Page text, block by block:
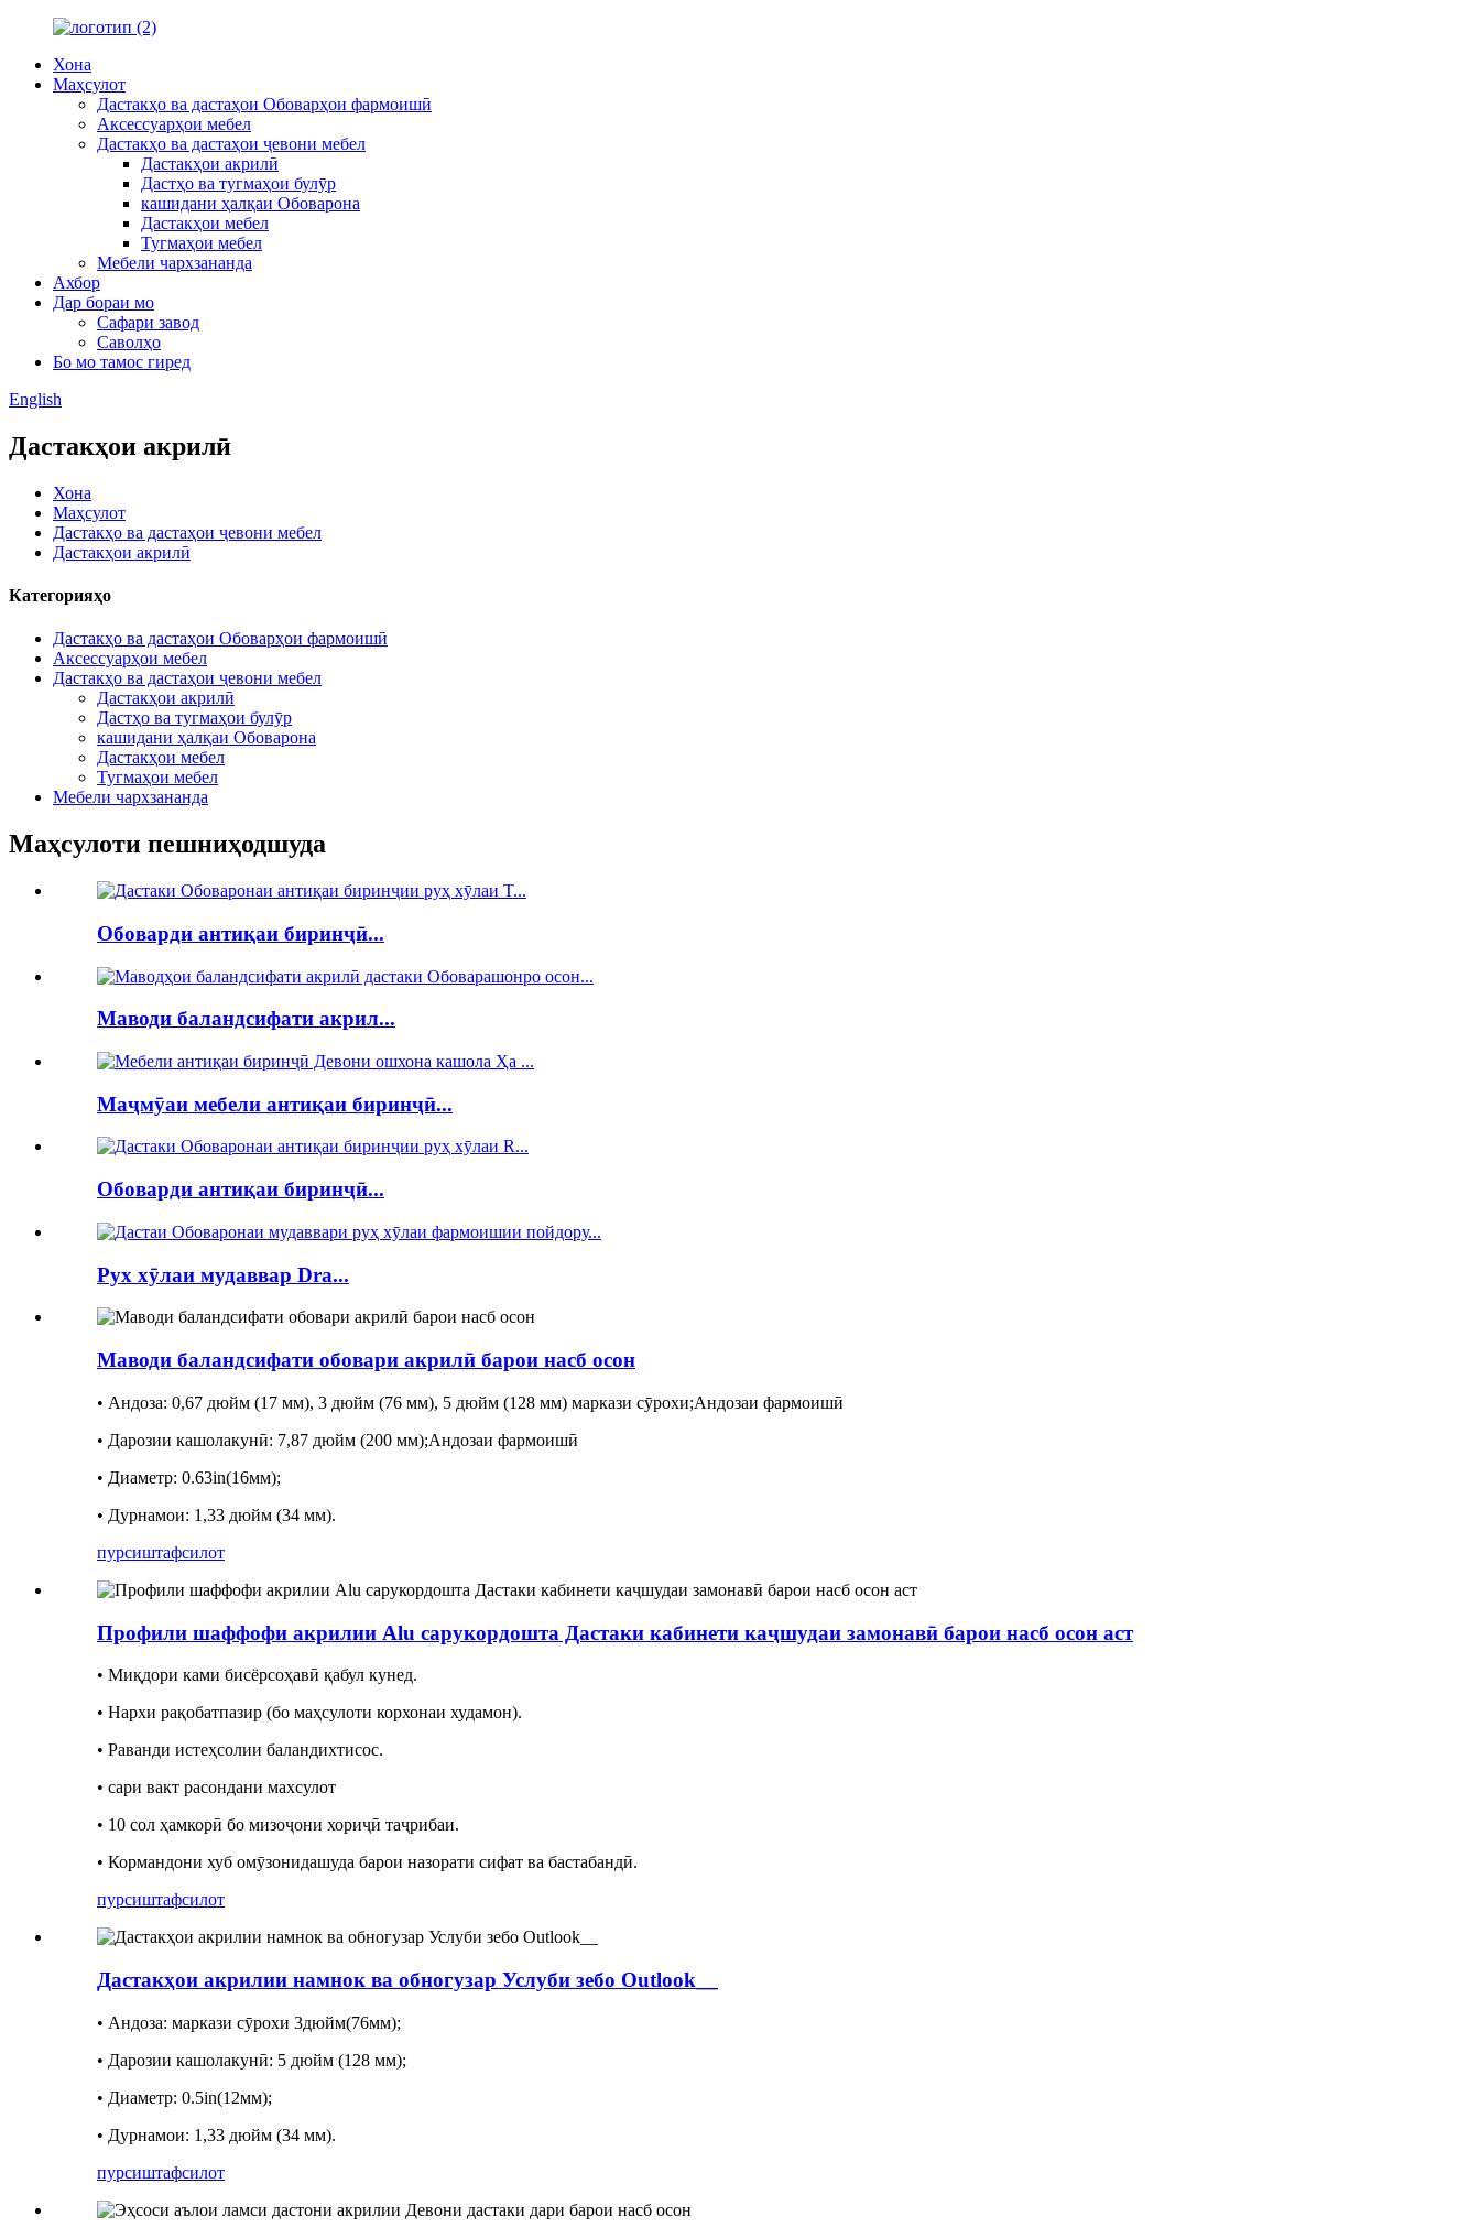
Хона
Маҳсулот
Дастакҳо ва дастаҳои Обоварҳои фармоишӣ
Аксессуарҳои мебел
Дастакҳо ва дастаҳои ҷевони мебел
Дастакҳои акрилӣ
Дастҳо ва тугмаҳои булӯр
кашидани ҳалқаи Обоварона
Дастакҳои мебел
Тугмаҳои мебел
Мебели чархзананда
Ахбор
Дар бораи мо
Сафари завод
Саволҳо
Бо мо тамос гиред
English
Дастакҳои акрилӣ
Хона
Маҳсулот
Дастакҳо ва дастаҳои ҷевони мебел
Дастакҳои акрилӣ
Категорияҳо
Дастакҳо ва дастаҳои Обоварҳои фармоишӣ
Аксессуарҳои мебел
Дастакҳо ва дастаҳои ҷевони мебел
Дастакҳои акрилӣ
Дастҳо ва тугмаҳои булӯр
кашидани ҳалқаи Обоварона
Дастакҳои мебел
Тугмаҳои мебел
Мебели чархзананда
Маҳсулоти пешниҳодшуда
Обоварди антиқаи биринҷӣ...
Маводи баландсифати акрил...
Маҷмӯаи мебели антиқаи биринҷӣ...
Обоварди антиқаи биринҷӣ...
Рух хӯлаи мудаввар Dra...
Маводи баландсифати обовари акрилӣ барои насб осон
• Андоза: 0,67 дюйм (17 мм), 3 дюйм (76 мм), 5 дюйм (128 мм) маркази сӯрохи;Андозаи фармоишӣ
• Дарозии кашолакунӣ: 7,87 дюйм (200 мм);Андозаи фармоишӣ
• Диаметр: 0.63in(16мм);
• Дурнамои: 1,33 дюйм (34 мм).
пурсиштафсилот
Профили шаффофи акрилии Alu сарукордошта Дастаки кабинети каҷшудаи замонавӣ барои насб осон аст
• Миқдори ками бисёрсоҳавӣ қабул кунед.
• Нархи рақобатпазир (бо маҳсулоти корхонаи худамон).
• Раванди истеҳсолии баландихтисос.
• сари вакт расондани махсулот
• 10 сол ҳамкорӣ бо мизоҷони хориҷӣ таҷрибаи.
• Кормандони хуб омӯзонидашуда барои назорати сифат ва бастабандӣ.
пурсиштафсилот
Дастакҳои акрилии намнок ва обногузар Услуби зебо Outlook__
• Андоза: маркази сӯрохи 3дюйм(76мм);
• Дарозии кашолакунӣ: 5 дюйм (128 мм);
• Диаметр: 0.5in(12мм);
• Дурнамои: 1,33 дюйм (34 мм).
пурсиштафсилот